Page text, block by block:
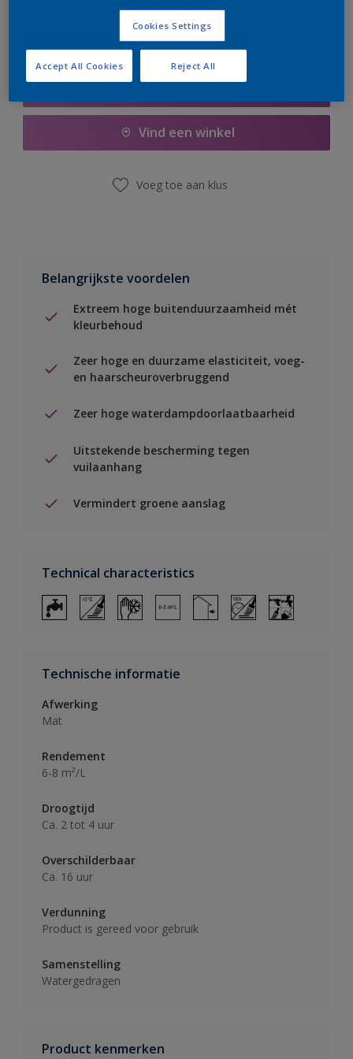
Vind een winkel
Voeg toe aan klus
Belangrijkste voordelen
Extreem hoge buitenduurzaamheid mét
kleurbehoud
Zeer hoge en duurzame elasticiteit, voeg-
en haarscheuroverbruggend
Zeer hoge waterdampdoorlaatbaarheid
Uitstekende bescherming tegen
vuilaanhang
Vermindert groene aanslag
Technical characteristics
Technische informatie
Afwerking
Mat
Rendement
6-8 m²/L
Droogtijd
Ca. 2 tot 4 uur
Overschilderbaar
Ca. 16 uur
Verdunning
Product is gereed voor gebruik
Samenstelling
Watergedragen
Product kenmerken
Cookies Settings
Reject All
Accept All Cookies